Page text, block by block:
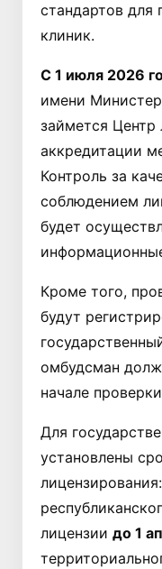
стандартов для
клиник.
С 1 июля 2026
имени
займется Центр
аккредитации
Контроль за
соблюдением
будет
Кроме того,
будут
омбудсман
начале проверки
Для
установлены
лицензии до 1